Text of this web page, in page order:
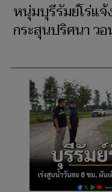
หนุ่มบุรีรัมย์โร่แจ้
กระสุนปริศนา ว